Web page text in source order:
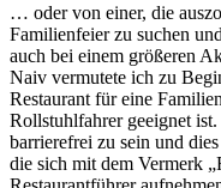
… oder von einer, die
Familienfeier zu suchen
auch bei einem größeren
Naiv vermutete ich zu
Restaurant für eine
Rollstuhlfahrer geeignet
barrierefrei zu sein und
die sich mit dem Vermerk